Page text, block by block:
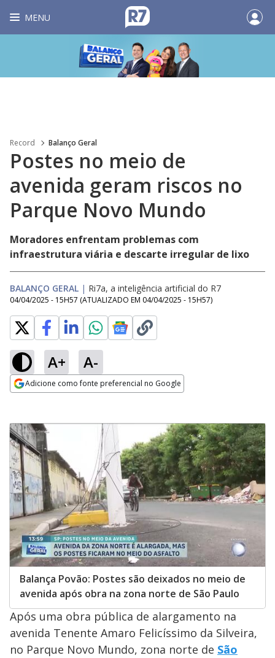
MENU
Record Balanço Geral
Postes no meio de
avenida geram riscos no
Parque Novo Mundo
Moradores enfrentam problemas com
infraestrutura viária e descarte irregular de lixo
BALANÇO GERAL | Ri7a, a inteligência artificial do R7
04/04/2025 - 15H57 (ATUALIZADO EM 04/04/2025 - 15H57)
A+ A-
Adicione como fonte preferencial no Google
Balança Povão: Postes são deixados no meio de
avenida após obra na zona norte de São Paulo
Após uma obra pública de alargamento na
avenida Tenente Amaro Felicíssimo da Silveira,
no Parque Novo Mundo, zona norte de São